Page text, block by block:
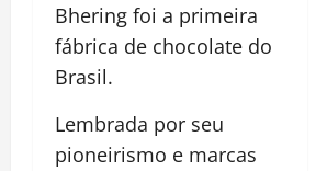
Bhering foi a primeira
fábrica de chocolate do
Brasil.
Lembrada por seu
pioneirismo e marcas